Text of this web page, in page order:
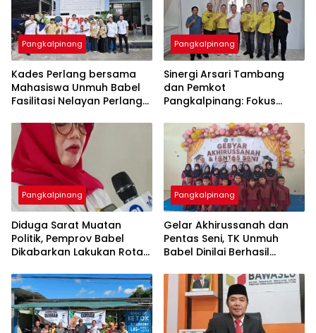
Pangkalpinang
Kades Perlang bersama
Mahasiswa Unmuh Babel
Fasilitasi Nelayan Perlang
di KSOP Pangkalbalam
Pangkalpinang
‎Sinergi Arsari Tambang
dan Pemkot
Pangkalpinang: Fokus
Pangkalpinang
‎Diduga Sarat Muatan
Politik, Pemprov Babel
Dikabarkan Lakukan Rotasi
Pangkalpinang
‎Gelar Akhirussanah dan
Pentas Seni, TK Unmuh
Babel Dinilai Berhasil